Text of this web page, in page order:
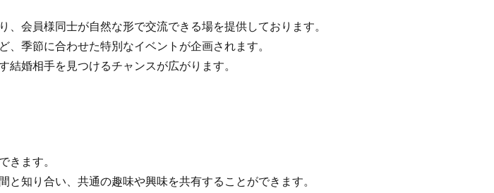
会員様同士が自然な形で交流できる場を提供しております。
季節に合わせた特別なイベントが企画されます。
婚相手を見つけるチャンスが広がります。
ます。
知り合い、共通の趣味や興味を共有することができます。